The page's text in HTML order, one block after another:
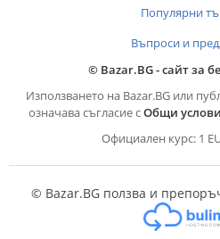
Популярни
Въпроси и
© Bazar.BG - сайт за
Използването на Bazar.BG или
означава съгласие сОбщи
Официален курс: 1
© Bazar.BG ползва и